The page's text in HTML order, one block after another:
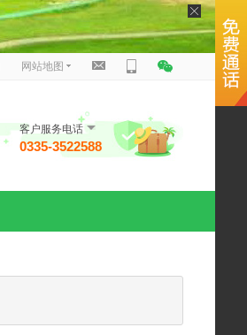
网站地图
客户服务电话
0335-3522588